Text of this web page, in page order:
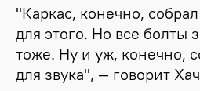
"Каркас, конечно,
для этого. Но все болты
тоже. Ну и уж, конечно,
для звука", — говорит